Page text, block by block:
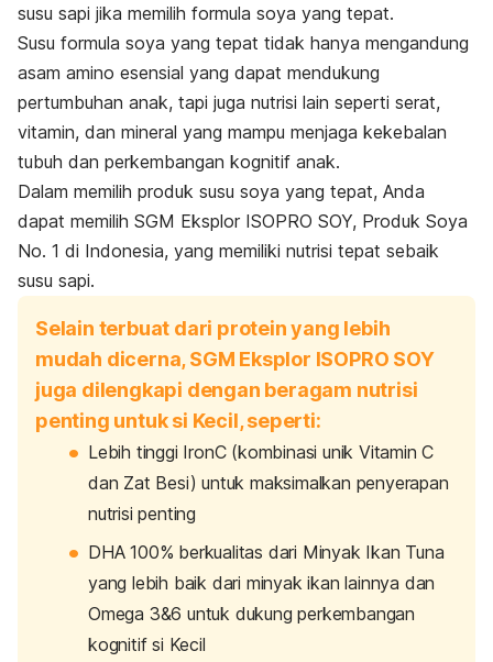
susu sapi jika memilih formula soya yang tepat.
Susu formula soya yang tepat tidak hanya mengandung
asam amino esensial yang dapat mendukung
pertumbuhan anak, tapi juga nutrisi lain seperti serat,
vitamin, dan mineral yang mampu menjaga kekebalan
tubuh dan perkembangan kognitif anak.
Dalam memilih produk susu soya yang tepat, Anda
dapat memilih SGM Eksplor ISOPRO SOY, Produk Soya
No. 1 di Indonesia, yang memiliki nutrisi tepat sebaik
susu sapi.
Selain terbuat dari protein yang lebih
mudah dicerna, SGM Eksplor ISOPRO SOY
juga dilengkapi dengan beragam nutrisi
penting untuk si Kecil, seperti:
Lebih tinggi IronC (kombinasi unik Vitamin C
dan Zat Besi) untuk maksimalkan penyerapan
nutrisi penting
DHA 100% berkualitas dari Minyak Ikan Tuna
yang lebih baik dari minyak ikan lainnya dan
Omega 3&6 untuk dukung perkembangan
kognitif si Kecil